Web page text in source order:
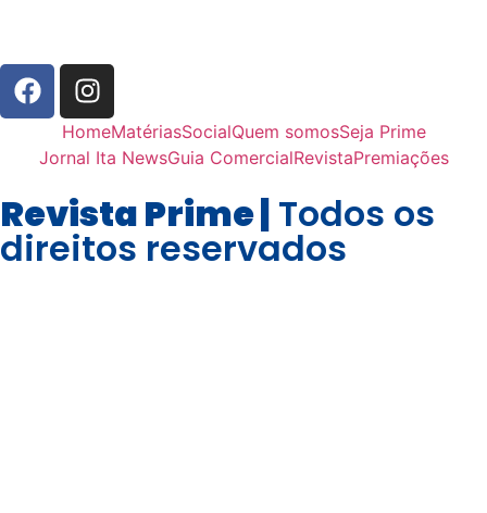
HomeMatériasSocialQuem somosSeja Prime
Jornal Ita NewsGuia ComercialRevistaPremiações
Revista Prime | Todos os
direitos reservados